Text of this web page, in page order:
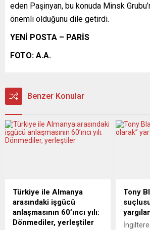
eden Paşinyan, bu konuda Minsk
önemli olduğunu dile getirdi.
YENİ POSTA – PARİS
FOTO: A.A.
Benzer Konular
Türkiye ile Almanya
arasındaki işgücü
anlaşmasının 60’ıncı yılı:
Dönmediler, yerleştiler
Tony
İngiltere